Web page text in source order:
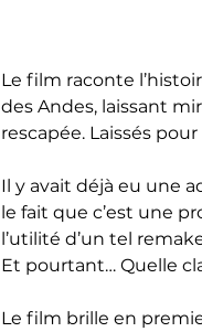
Le film raconte
des Andes, laissant
rescapée. Laissés
Il y avait déjà eu une
le fait que c’est une
l’utilité d’un tel
Et pourtant… Quelle
Le film brille en